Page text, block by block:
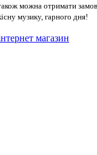
можна отримати
музику, гарного дня!